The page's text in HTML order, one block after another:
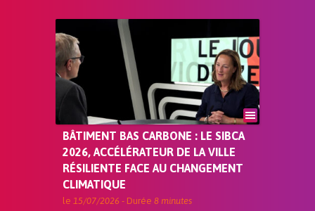
BÂTIMENT BAS CARBONE : LE SIBCA
2026, ACCÉLÉRATEUR DE LA VILLE
RÉSILIENTE FACE AU CHANGEMENT
CLIMATIQUE
le 15/07/2026 - Durée 8 minutes